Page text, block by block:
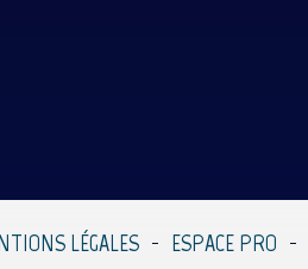
LÉGALES ESPACE PRO